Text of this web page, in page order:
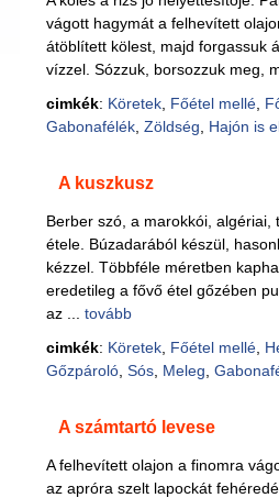
vágott hagymát a felhevített
átöblített kölest, majd forgassuk
vízzel. Sózzuk, borsozzuk meg,
cimkék: Köretek, Főétel mellé,
Gabonafélék, Zöldség Hajón is
A kuszkusz
Berber szó, a marokkói, algériai,
étele. Búzadarából készül,
kézzel. Többféle méretben
eredetileg a fővő étel gőzében
az ... tovább
cimkék: Köretek, Főétel mellé,
Gőzpároló, Sós, Meleg
A számtartó levese
A felhevített olajon a finomra
az apróra szelt lapockát